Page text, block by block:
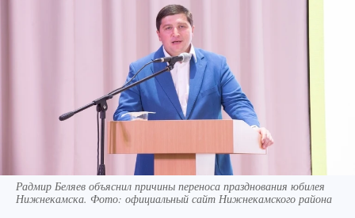
Радмир Беляев объяснил причины переноса празднования юбилея
Нижнекамска. Фото: официальный сайт Нижнекамского района